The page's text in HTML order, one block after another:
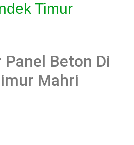
Timur
Beton Di
Mahri